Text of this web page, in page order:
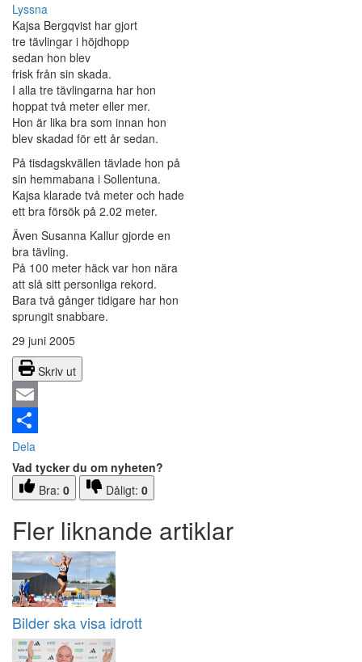
Lyssna
Kajsa Bergqvist har gjort
tre tävlingar i höjdhopp
sedan hon blev
frisk från sin skada.
I alla tre tävlingarna har hon
hoppat två meter eller mer.
Hon är lika bra som innan hon
blev skadad för ett år sedan.
På tisdagskvällen tävlade hon på
sin hemmabana i Sollentuna.
Kajsa klarade två meter och hade
ett bra försök på 2.02 meter.
Även Susanna Kallur gjorde en
bra tävling.
På 100 meter häck var hon nära
att slå sitt personliga rekord.
Bara två gånger tidigare har hon
sprungit snabbare.
29 juni 2005
Skriv ut
Email
Dela
Vad tycker du om nyheten?
Bra: 0 Dåligt: 0
Fler liknande artiklar
Bilder ska visa idrott